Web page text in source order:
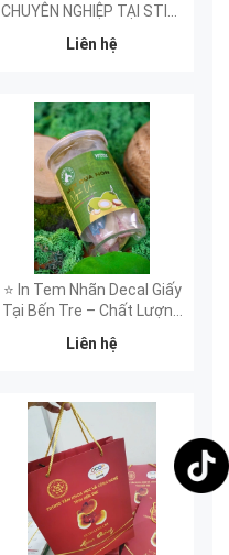
CHUYÊN NGHIỆP TẠI STILL
Liên hệ
⭐ In Tem Nhãn Decal Giấy
Tại Bến Tre – Chất Lượng
Trong Ngày | Still Printing
Liên hệ